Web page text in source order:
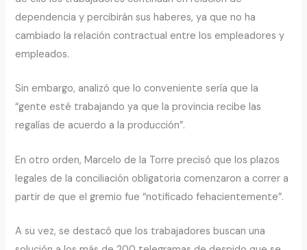
dependencia y percibirán sus haberes, ya que no ha
cambiado la relación contractual entre los empleadores y
empleados.
Sin embargo, analizó que lo conveniente sería que la
“gente esté trabajando ya que la provincia recibe las
regalías de acuerdo a la producción”.
En otro orden, Marcelo de la Torre precisó que los plazos
legales de la conciliación obligatoria comenzaron a correr a
partir de que el gremio fue “notificado fehacientemente”.
A su vez, se destacó que los trabajadores buscan una